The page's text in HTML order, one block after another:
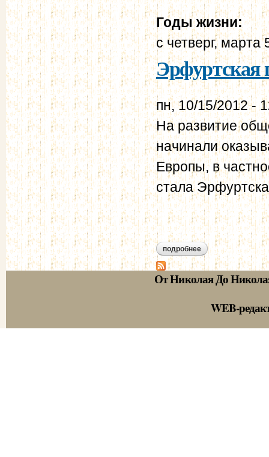
Годы жизни:
счетверг, марта
Эрфуртская
пн, 10/15/2012 -
На развитие
начинали
Европы, в
стала
подробнее о эрфуртская
От Николая До
WEB-